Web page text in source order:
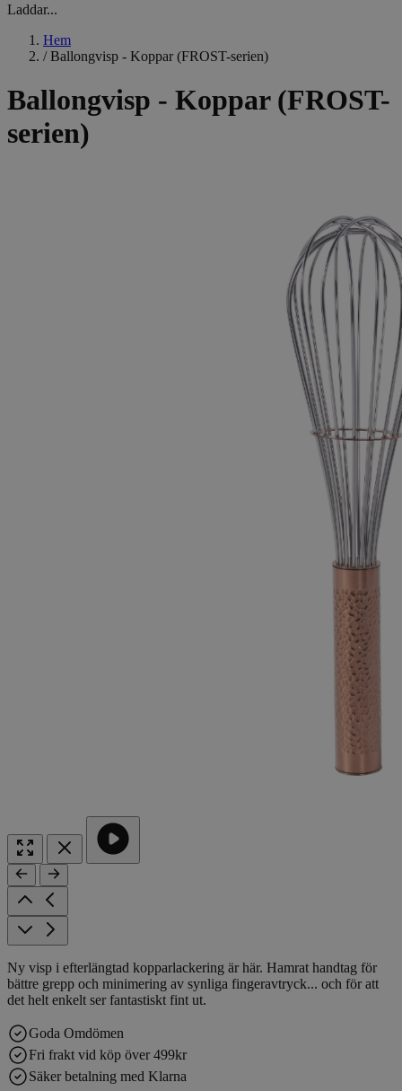
Laddar...
Hem
/ Ballongvisp - Koppar (FROST-serien)
Ballongvisp - Koppar (FROST-
serien)
Ny visp i efterlängtad kopparlackering är här. Hamrat handtag för
bättre grepp och minimering av synliga fingeravtryck... och för att
det helt enkelt ser fantastiskt fint ut.
Goda Omdömen
Fri frakt vid köp över 499kr
Säker betalning med Klarna